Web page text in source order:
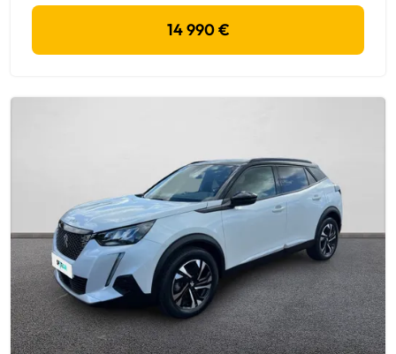
14 990 €